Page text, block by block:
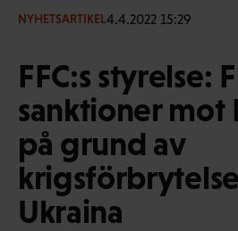
NYHETSARTIKEL4.4.2022 15:29
FFC:s styrelse:
sanktioner mot
på grund av
Ukraina